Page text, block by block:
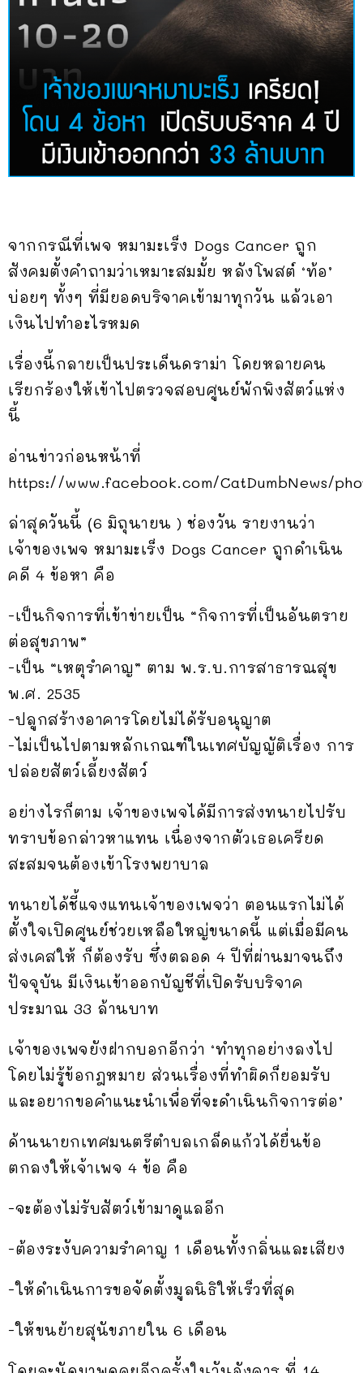
จากกรณีที่เพจ หมามะเร็ง Dogs Cancer ถูก
สังคมตั้งคำถามว่าเหมาะสมมั้ย หลังโพสต์ ‘ท้อ’
บ่อยๆ ทั้งๆ ที่มียอดบริจาคเข้ามาทุกวัน แล้วเอา
เงินไปทำอะไรหมด
เรื่องนี้กลายเป็นประเด็นดราม่า โดยหลายคน
เรียกร้องให้เข้าไปตรวจสอบศูนย์พักพิงสัตว์แห่ง
นี้
อ่านข่าวก่อนหน้าที่
https://www.facebook.com/CatDumbNews/
ล่าสุดวันนี้ (ุ6 มิถุนายน ) ช่องวัน รายงานว่า
เจ้าของเพจ หมามะเร็ง Dogs Cancer ถูกดำเนิน
คดี 4 ข้อหา คือ
-เป็นกิจการที่เข้าข่ายเป็น “กิจการที่เป็นอันตราย
ต่อสุขภาพ”
-เป็น “เหตุรำคาญ” ตาม พ.ร.บ.การสาธารณสุข
พ.ศ. 2535
-ปลูกสร้างอาคารโดยไม่ได้รับอนุญาต
-ไม่เป็นไปตามหลักเกณฑ์ในเทศบัญญัติเรื่อง การ
ปล่อยสัตว์เลี้ยงสัตว์
อย่างไรก็ตาม เจ้าของเพจได้มีการส่งทนายไปรับ
ทราบข้อกล่าวหาแทน เนื่องจากตัวเธอเครียด
สะสมจนต้องเข้าโรงพยาบาล
ทนายได้ชี้แจงแทนเจ้าของเพจว่า ตอนแรกไม่ได้
ตั้งใจเปิดศูนย์ช่วยเหลือใหญ่ขนาดนี้ แต่เมื่อมีคน
ส่งเคสให้ ก็ต้องรับ ซึ่งตลอด 4 ปีที่ผ่านมาจนถึง
ปัจจุบัน มีเงินเข้าออกบัญชีที่เปิดรับบริจาค
ประมาณ 33 ล้านบาท
เจ้าของเพจยังฝากบอกอีกว่า ‘ทำทุกอย่างลงไป
โดยไม่รู้ข้อกฎหมาย ส่วนเรื่องที่ทำผิดก็ยอมรับ
และอยากขอคำแนะนำเพื่อที่จะดำเนินกิจการต่อ’
ด้านนายกเทศมนตรีตำบลเกล็ดแก้วได้ยื่นข้อ
ตกลงให้เจ้าเพจ 4 ข้อ คือ
-จะต้องไม่รับสัตว์เข้ามาดูแลอีก
-ต้องระงับความรำคาญ 1 เดือนทั้งกลิ่นและเสียง
-ให้ดำเนินการขอจัดตั้งมูลนิธิให้เร็วที่สุด
-ให้ขนย้ายสุนัขภายใน 6 เดือน